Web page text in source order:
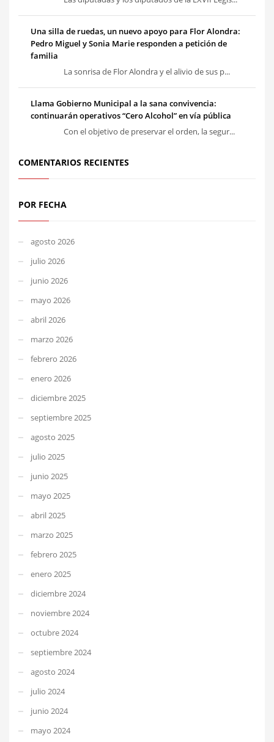
Una silla de ruedas, un nuevo apoyo para Flor Alondra:
Pedro Miguel y Sonia Marie responden a petición de
familia
La sonrisa de Flor Alondra y el alivio de sus p...
Llama Gobierno Municipal a la sana convivencia:
continuarán operativos “Cero Alcohol” en vía pública
Con el objetivo de preservar el orden, la segur...
COMENTARIOS RECIENTES
POR FECHA
agosto 2026
julio 2026
junio 2026
mayo 2026
abril 2026
marzo 2026
febrero 2026
enero 2026
diciembre 2025
septiembre 2025
agosto 2025
julio 2025
junio 2025
mayo 2025
abril 2025
marzo 2025
febrero 2025
enero 2025
diciembre 2024
noviembre 2024
octubre 2024
septiembre 2024
agosto 2024
julio 2024
junio 2024
mayo 2024